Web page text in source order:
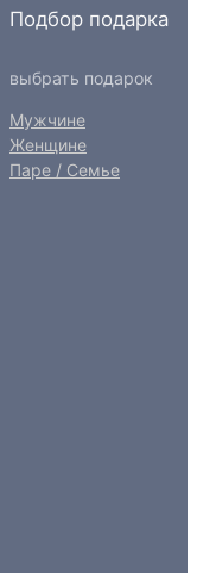
Подбор подарка
выбрать подарок
Мужчине
Женщине
Паре / Семье